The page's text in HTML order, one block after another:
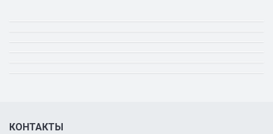
КОНТАКТЫ